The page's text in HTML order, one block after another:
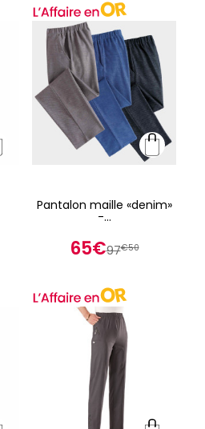
Pantalon maille «denim»
-...
65€97€50